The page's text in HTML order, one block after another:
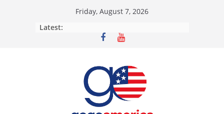
Friday, August 7, 2026
Latest: